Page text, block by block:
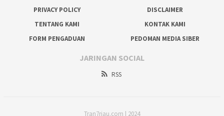
PRIVACY POLICY
DISCLAIMER
TENTANG KAMI
KONTAK KAMI
FORM PENGADUAN
PEDOMAN MEDIA SIBER
JARINGAN SOCIAL
RSS
Tran7riau.com | 2024